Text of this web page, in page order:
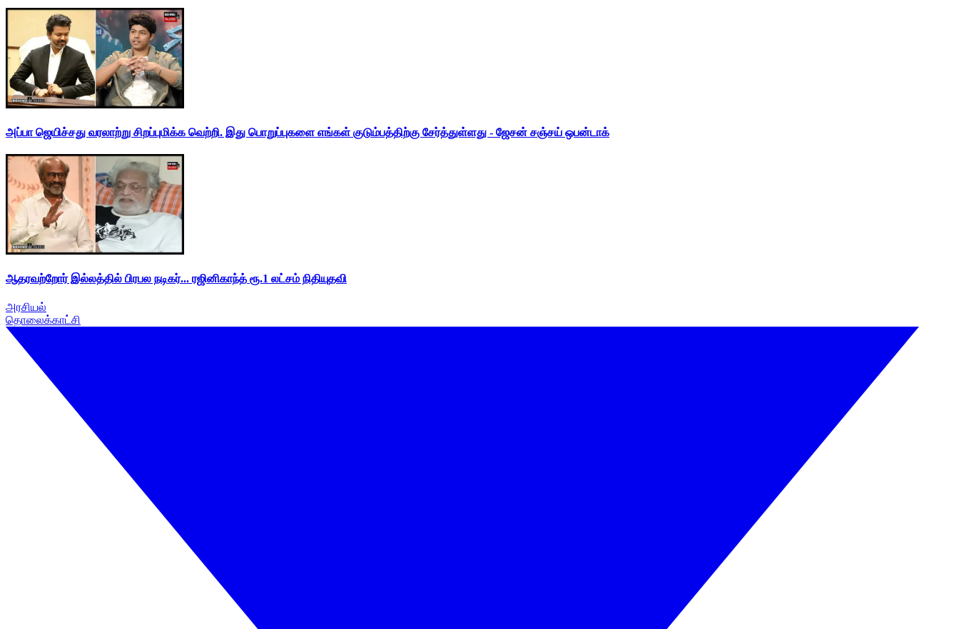
அப்பா ஜெயிச்சது வரலாற்று சிறப்புமிக்க வெற்றி. இது பொறுப்புகளை எங்கள் குடும்பத்திற்கு சேர்த்துள்ளது - ஜேசன் சஞ்சய் ஒபன்டாக்
ஆதரவற்றோர் இல்லத்தில் பிரபல நடிகர்... ரஜினிகாந்த் ரூ.1 லட்சம் நிதியுதவி
அரசியல்
தொலைக்காட்சி